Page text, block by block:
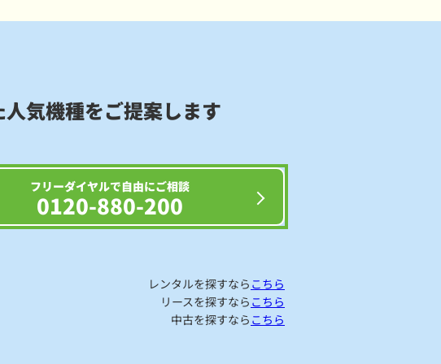
人気機種をご提案します
フリーダイヤルで自由にご相談
0120-880-200
レンタルを探すなら こちら
リースを探すなら こちら
中古を探すなら こちら